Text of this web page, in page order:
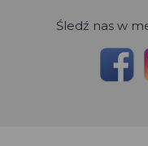
Śledź nas w